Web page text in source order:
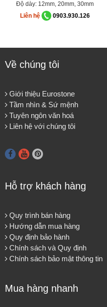
Độ dày: 12mm, 20mm, 30mm
Liên hệ
0903.930.126
Về chúng tôi
Giới thiệu Eurostone
Tầm nhìn & Sứ mệnh
Tuyên ngôn văn hoá
Liên hệ với chúng tôi
Hỗ trợ khách hàng
Quy trình bán hàng
Hướng dẫn mua hàng
Quy định bảo hành
Chính sách và Quy định
Chính sách bảo mật thông tin
Mua hàng nhanh